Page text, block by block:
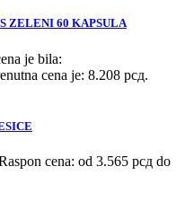
ZELENI 60 KAPSULA
je bila:
cena je: 8.208 рсд.
cena: od 3.565 рсд do